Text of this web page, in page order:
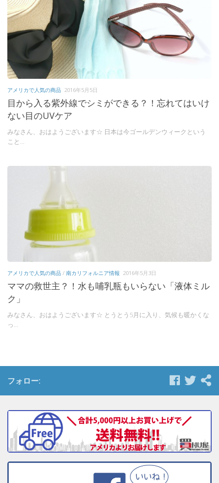
アメリカで人気の商品 2016年5月5日
目から入る紫外線でシミができる？！忘れてはいけ
ない目のUVケア
みなさん、おはようございます☆ 日本は今ゴールデンウィークという
こと...
アメリカで人気の商品 / 南カリフォルニア情報 2016年5月3日
ママの救世主？！水も哺乳瓶もいらない「液体ミル
ク」
みなさん、おはようございます☆ とうとう5月に入り、気候も暖かくな
っ...
フォロー: